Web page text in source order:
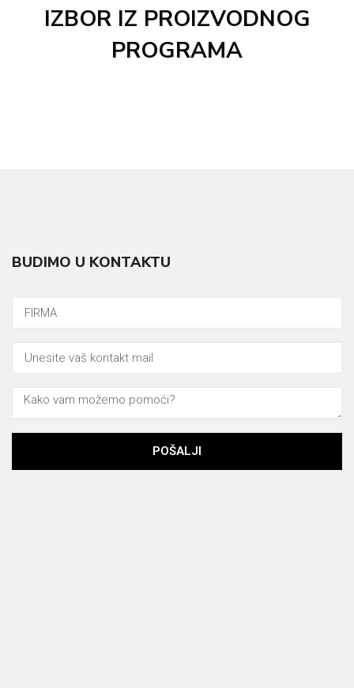
IZBOR IZ PROIZVODNOG
PROGRAMA
BUDIMO U KONTAKTU
POŠALJI